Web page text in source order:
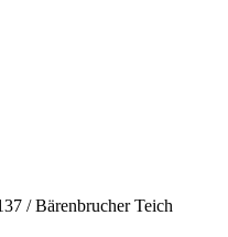
/ Bärenbrucher Teich